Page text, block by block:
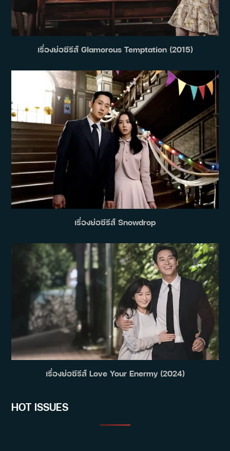
เรื่องย่อซีรีส์ Glamorous Temptation (2015)
เรื่องย่อซีรีส์ Snowdrop
เรื่องย่อซีรีส์ Love Your Enermy (2024)
HOT ISSUES